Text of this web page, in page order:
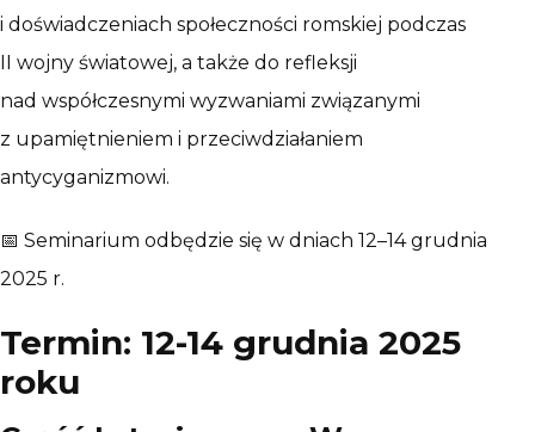
i doświadczeniach społeczności romskiej podczas
II wojny światowej, a także do refleksji
nad współczesnymi wyzwaniami związanymi
z upamiętnieniem i przeciwdziałaniem
antycyganizmowi.
📅 Seminarium odbędzie się w dniach 12–14 grudnia
2025 r.
Termin: 12-14 grudnia 2025
roku